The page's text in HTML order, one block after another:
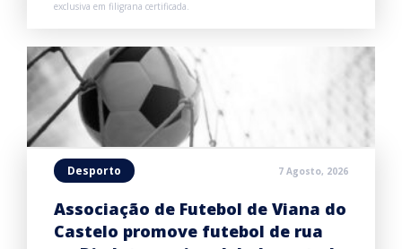
exclusiva em filigrana certificada.
Desporto 7 Agosto, 2026
Associação de Futebol de Viana do
Castelo promove futebol de rua